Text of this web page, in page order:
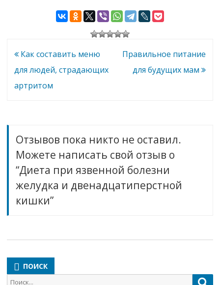
выздоровлен
Диета
при
язвенной
болезни
желудка
двенадцатиперстной
Навигация
по
записям
Как составить меню
для людей, страдающих
артритом
Правильное питание
для будущих мам
Отзывов пока никто не оставил.
Можете написать свой отзыв о
“Диета при язвенной болезни
желудка и двенадцатиперстной
кишки”
ПОИСК
Поиск